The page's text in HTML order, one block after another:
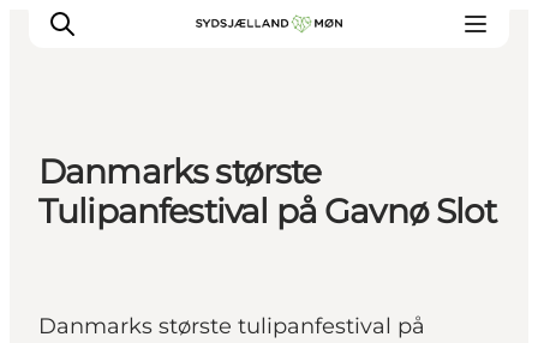
Oplev
Byer og steder
Danmarks største
Tulipanfestival på Gavnø Slot
Danmarks største tulipanfestival på